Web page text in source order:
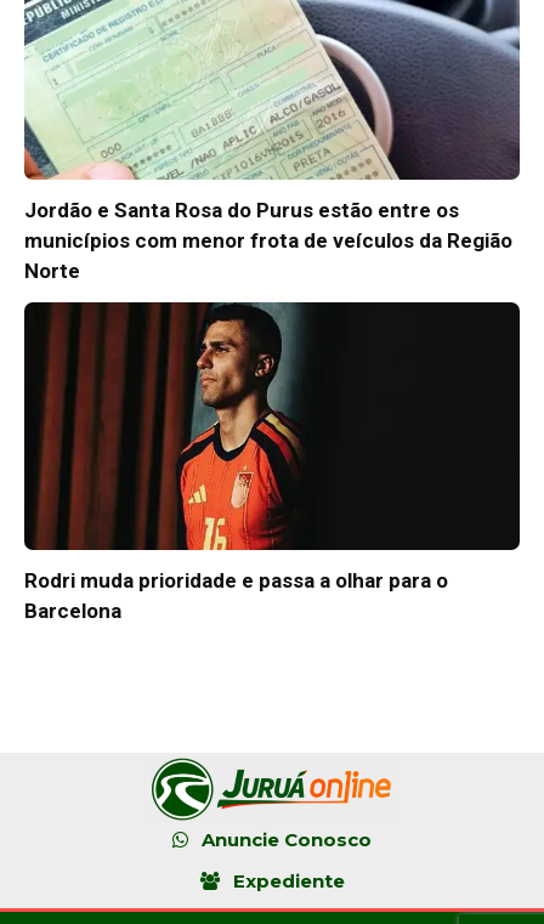
Jordão e Santa Rosa do Purus estão entre os
municípios com menor frota de veículos da Região
Norte
Rodri muda prioridade e passa a olhar para o
Barcelona
Anuncie Conosco
Expediente